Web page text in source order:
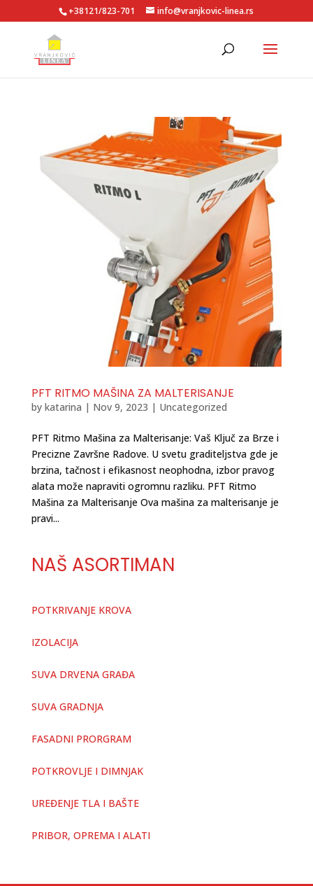
+38121/823-701 info@vranjkovic-linea.rs
PFT RITMO MAŠINA ZA MALTERISANJE
by katarina | Nov 9, 2023 | Uncategorized
PFT Ritmo Mašina za Malterisanje: Vaš Ključ za Brze i
Precizne Završne Radove. U svetu graditeljstva gde je
brzina, tačnost i efikasnost neophodna, izbor pravog
alata može napraviti ogromnu razliku. PFT Ritmo
Mašina za Malterisanje Ova mašina za malterisanje je
pravi...
NAŠ ASORTIMAN
POTKRIVANJE KROVA
IZOLACIJA
SUVA DRVENA GRAĐA
SUVA GRADNJA
FASADNI PRORGRAM
POTKROVLJE I DIMNJAK
UREĐENJE TLA I BAŠTE
PRIBOR, OPREMA I ALATI